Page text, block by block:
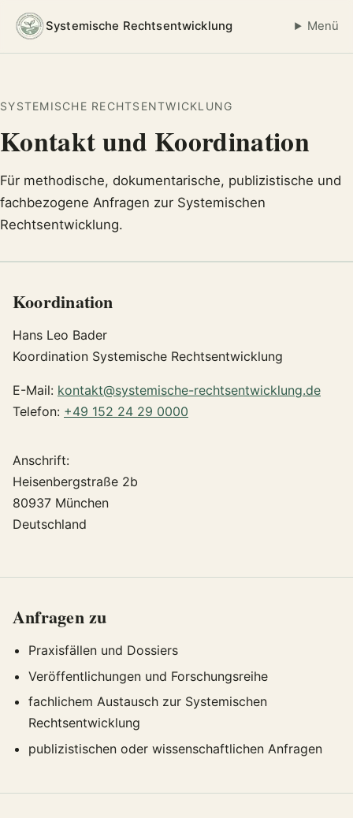
Systemische Rechtsentwicklung Menü
SYSTEMISCHE RECHTSENTWICKLUNG
Kontakt und Koordination
Für methodische, dokumentarische, publizistische und
fachbezogene Anfragen zur Systemischen
Rechtsentwicklung.
Koordination
Hans Leo Bader
Koordination Systemische Rechtsentwicklung
E-Mail: kontakt@systemische-rechtsentwicklung.de
Telefon: +49 152 24 29 0000
Anschrift:
Heisenbergstraße 2b
80937 München
Deutschland
Anfragen zu
Praxisfällen und Dossiers
Veröffentlichungen und Forschungsreihe
fachlichem Austausch zur Systemischen
Rechtsentwicklung
publizistischen oder wissenschaftlichen Anfragen